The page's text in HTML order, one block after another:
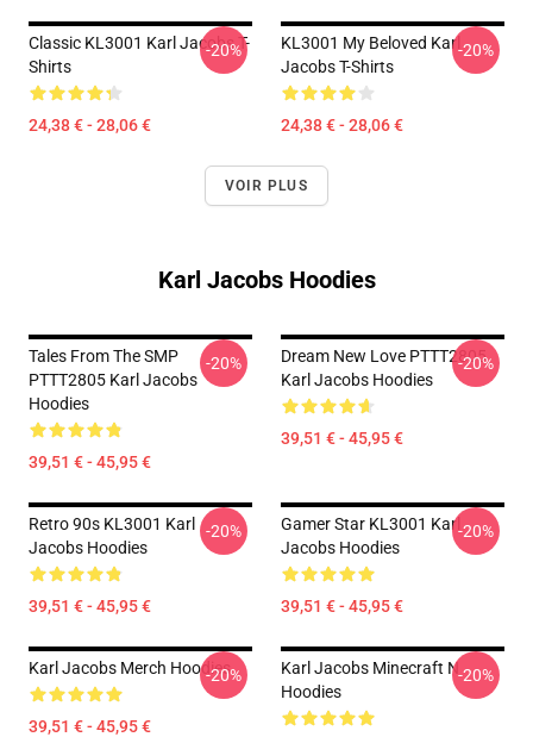
Classic KL3001 Karl Jacobs T-
Shirts
24,38 € - 28,06 €
-20%
KL3001 My Beloved Karl
Jacobs T-Shirts
24,38 € - 28,06 €
-20%
VOIR PLUS
Karl Jacobs Hoodies
Tales From The SMP
PTTT2805 Karl Jacobs
Hoodies
39,51 € - 45,95 €
-20%
Dream New Love PTTT2805
Karl Jacobs Hoodies
39,51 € - 45,95 €
-20%
Retro 90s KL3001 Karl
Jacobs Hoodies
39,51 € - 45,95 €
-20%
Gamer Star KL3001 Karl
Jacobs Hoodies
39,51 € - 45,95 €
-20%
Karl Jacobs Merch Hoodies
39,51 € - 45,95 €
-20%
Karl Jacobs Minecraft N
Hoodies
-20%